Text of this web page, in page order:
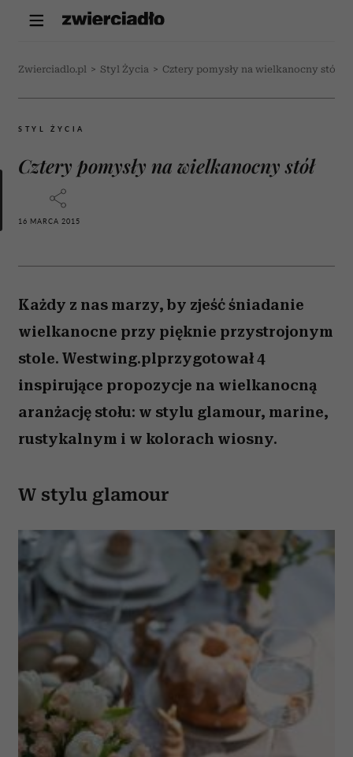
Zwierciadlo.pl > Styl Życia > Cztery pomysły na wielkanocny stół
STYL ŻYCIA
Cztery pomysły na wielkanocny stół
16 MARCA 2015
Każdy z nas marzy, by zjeść śniadanie
wielkanocne przy pięknie przystrojonym
stole. Westwing.plprzygotował 4
inspirujące propozycje na wielkanocną
aranżację stołu: w stylu glamour, marine,
rustykalnym i w kolorach wiosny.
W stylu glamour